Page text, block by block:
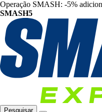
Operação SMASH: -5%
SMASH5
Pesquisar